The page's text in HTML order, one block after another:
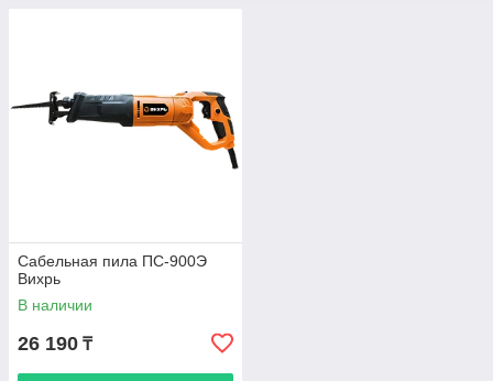
Сабельная пила ПС-900Э
Вихрь
В наличии
26 190 ₸